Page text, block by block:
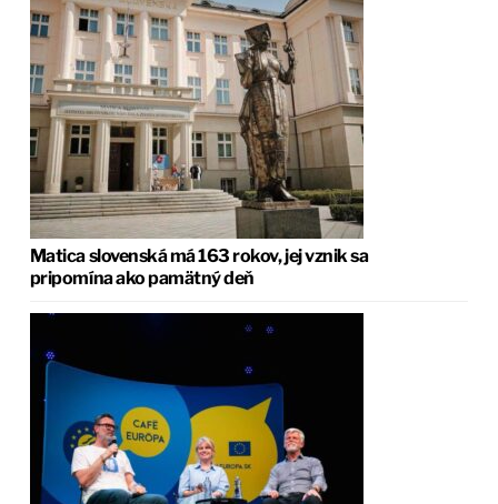
Matica slovenská má 163 rokov, jej vznik sa
pripomína ako pamätný deň